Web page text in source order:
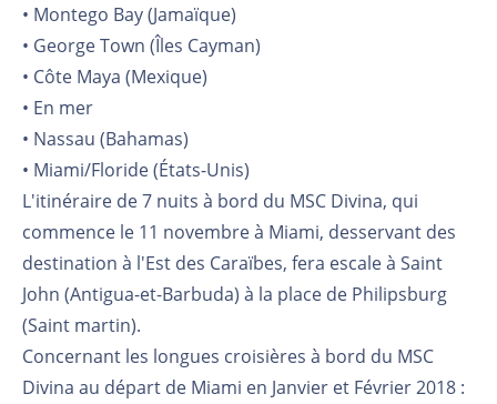
• Montego Bay (Jamaïque)
• George Town (Îles Cayman)
• Côte Maya (Mexique)
• En mer
• Nassau (Bahamas)
• Miami/Floride (États-Unis)
L'itinéraire de 7 nuits à bord du MSC Divina, qui
commence le 11 novembre à Miami, desservant des
destination à l'Est des Caraïbes, fera escale à Saint
John (Antigua-et-Barbuda) à la place de Philipsburg
(Saint martin).
Concernant les longues croisières à bord du MSC
Divina au départ de Miami en Janvier et Février 2018 :